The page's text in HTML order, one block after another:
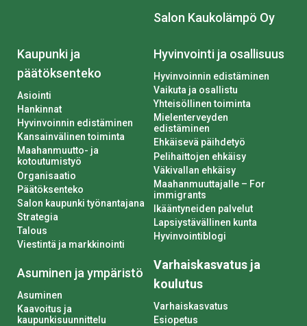
Salon Kaukolämpö Oy
Kaupunki ja
päätöksenteko
Asiointi
Hankinnat
Hyvinvoinnin edistäminen
Kansainvälinen toiminta
Maahanmuutto- ja
kotoutumistyö
Organisaatio
Päätöksenteko
Salon kaupunki työnantajana
Strategia
Talous
Viestintä ja markkinointi
Asuminen ja ympäristö
Asuminen
Kaavoitus ja
kaupunkisuunnittelu
Hyvinvointi ja osallisuus
Hyvinvoinnin edistäminen
Vaikuta ja osallistu
Yhteisöllinen toiminta
Mielenterveyden
edistäminen
Ehkäisevä päihdetyö
Pelihaittojen ehkäisy
Väkivallan ehkäisy
Maahanmuuttajalle – For
immigrants
Ikääntyneiden palvelut
Lapsiystävällinen kunta
Hyvinvointiblogi
Varhaiskasvatus ja
koulutus
Varhaiskasvatus
Esiopetus